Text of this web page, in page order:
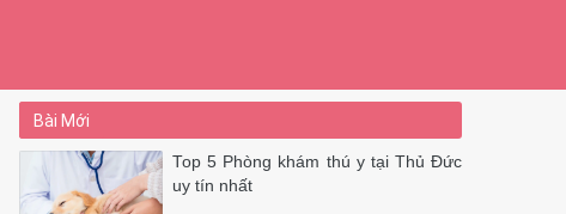
Bài Mới
Top 5 Phòng khám thú y tại Thủ Đức
uy tín nhất